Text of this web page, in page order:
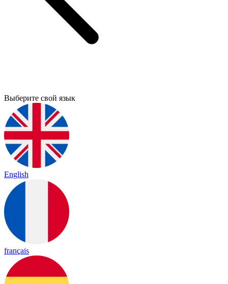
Выберите свой язык
English
français